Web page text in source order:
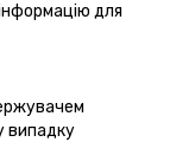
для
випадку